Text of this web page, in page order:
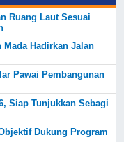
Ruang Laut Sesuai
Mada Hadirkan Jalan
Pawai Pembangunan
Siap Tunjukkan Sebagi
Dukung Program